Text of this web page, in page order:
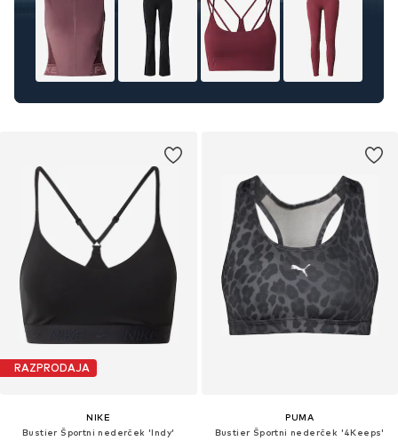
RAZPRODAJA
NIKE
Bustier Športni nederček 'Indy'
PUMA
Bustier Športni nederček '4Keeps'